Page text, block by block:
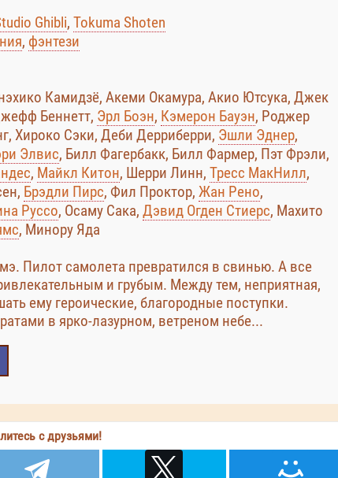
Ghibli, Tokuma Shoten
, фэнтези
Камидзё, Акеми Окамура, Акио Ютсука, Джек
Беннетт, Эрл Боэн, Кэмерон Бауэн, Роджер
Хироко Сэки, Деби Дерриберри, Эшли Эднер,
Элвис, Билл Фагербакк, Билл Фармер, Пэт Фрэли,
, Майкл Китон, Шерри Линн, Тресс МакНилл,
Брэдли Пирс, Фил Проктор, Жан Рено,
Руссо, Осаму Сака, Дэвид Огден Стиерс, Махито
, Минору Яда
Пилот самолета превратился в свинью. А все
и грубым. Между тем, неприятная,
ему героические, благородные поступки.
в ярко-лазурном, ветреном небе...
с друзьями!